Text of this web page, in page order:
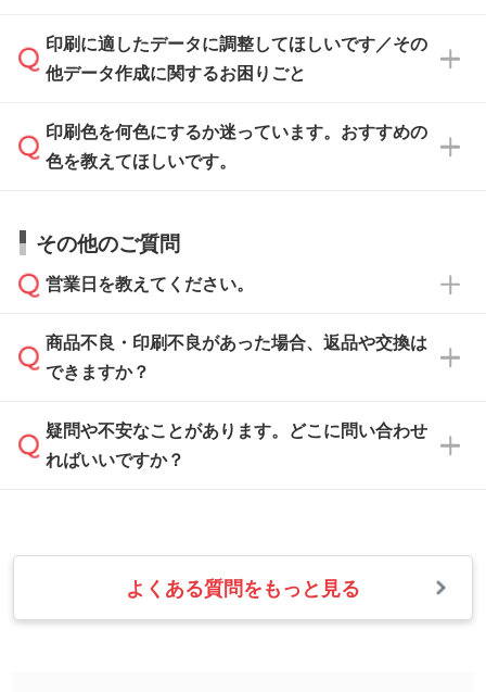
ご入稿後は経験豊富なスタッフがデータに不備
がないかチェックし、お客様と確認してから印
刷に進みますので、ご安心ください。
入稿用のテンプレートはPDF形式ですが、
IllustratorやPhotoshopで開いてご利用いただけ
方」をご確認ください。
印刷に適したデータ・解像度かどうか、担当ス
タッフが事前に確認いたします。
ムへ添付いただくか、担当スタッフ宛にメール
でお送りください。
い合わせください。
なお、印刷用データの作り方に関する詳細は、
印刷に適したデータに調整してほしいです／その
他データ作成に関するお困りごと
データ作成でお困りの際には、担当スタッフが
サポートいたしますのでお気軽にご相談くださ
から添付してお送りください。
しい
解像度の低い画像や、手書きのイラスト、写真
などを、印刷に適したベクターデータに変換し
・フルカラーデータを1色に変換してほしい
・1色印刷でグラデーションや濃淡を表現した
い
印刷色を何色にするか迷っています。おすすめの
色を教えてほしいです。
お見積・ご注文・
相談いただきますと、担当スタッフがお客様の
ご希望や商品の本体色を確認し、印刷色をご提
本体色がブラック、ネイビーなど濃色の場合は
白色か淡い色の印刷色をおすすめしておりま
本体色がナチュラルなど淡色の場合、印刷をく
っきりと目立たせたいときは濃い印刷色が、柔
らかい雰囲気にしたいときは淡い印刷色が映え
また、お選びいただいた印刷色が本体色に合わ
ない場合や仕上がりに影響しそうな場合は、ス
タッフから別の色をご案内することもございま
その他のご質問
営業日を教えてください。
営業日は平日の10:00～18:00で、土日祝日はお
休みとなります。注文・見積・お問い合わせ
速やかに対応いたします。
商品不良・印刷不良があった場合、返品や交換は
できますか？
お手数をお掛けいたしますが、至急担当スタッ
フまでご連絡ください。商品の状況を確認し、
・お届け時に商品が損傷・故障している場合
・ご注文と異なる商品が届いた場合
・印刷不良があった場合
疑問や不安なことがあります。どこに問い合わせ
ればいいですか？
業日以内に担当スタッフよりメールにてご連絡
いたします。
お急ぎの場合はお電話でのご質問も受け付けて
よくある質問をもっと見る